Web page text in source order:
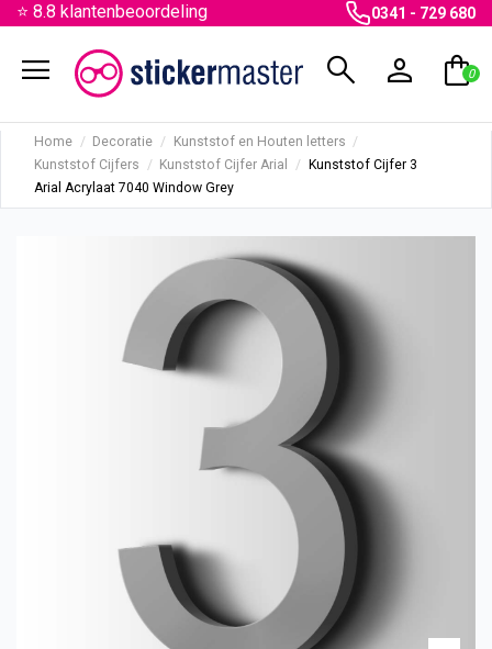
⭐ 8.8 klantenbeoordeling 0341 - 729 680
menu search person shopping_bag
0
Home Decoratie
Kunststof en Houten letters
Kunststof Cijfers
Kunststof Cijfer Arial
Kunststof Cijfer 3
Arial Acrylaat 7040 Window Grey